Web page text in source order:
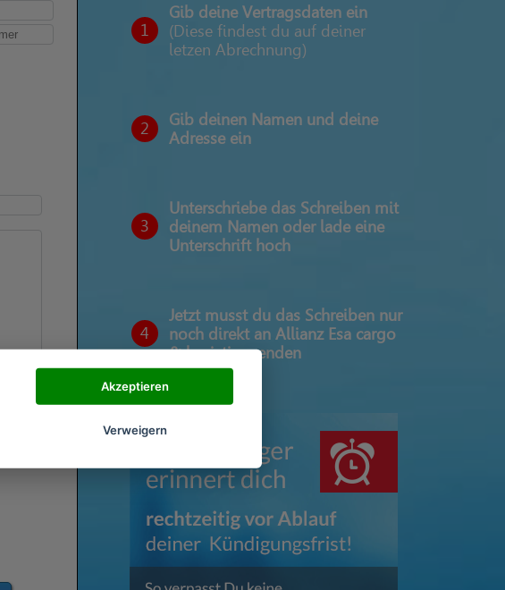
1
Gib deine Vertragsdaten ein
(Diese findest du auf deiner
letzen Abrechnung)
2
Gib deinen Namen und deine
Adresse ein
3
Unterschriebe das Schreiben mit
deinem Namen oder lade eine
Unterschrift hoch
4
Jetzt musst du das Schreiben nur
noch direkt an Allianz Esa cargo
& logistics senden
Akzeptieren
Verweigern